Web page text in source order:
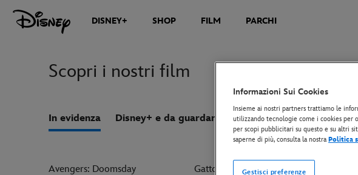
DISNEY+ SHOP FILM PARCHI
Scopri i nostri film
In evidenza Disney+ e da guardare comodamente a casa Nei
Avengers: Doomsday Gatto
Informazioni Sui Cookies
Insieme ai nostri partners trattiamo le
utilizzando tecnologie come i cookies per
per scopi pubblicitari su questo e su altri
saperne di più, consulta la nostra Politica
Gestisci preferenze